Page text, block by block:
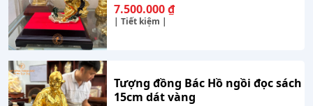
7.500.000₫
| Tiết kiệm |
Tượng đồng Bác Hồ ngồi đọc sách
15cm dát vàng